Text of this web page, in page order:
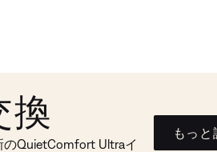
換
QuietComfort Ultraイ
もっと